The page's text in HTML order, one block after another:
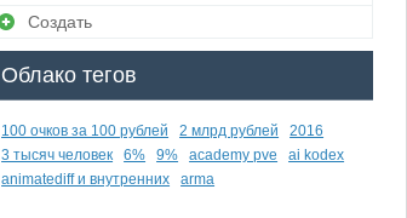
Создать
Облако тегов
100 очков за 100 рублей 2 млрд рублей
2016
3 тысяч человек
6% 9% academy pve
ai kodex
animatediff и внутренних
arma